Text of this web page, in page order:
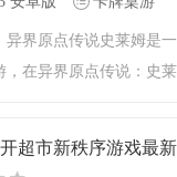
异界原点传说史莱姆是
，在异界原点传说：史
掌握自己的命运。通过